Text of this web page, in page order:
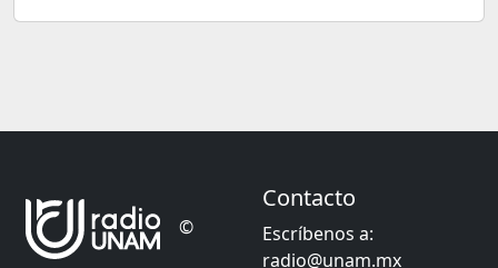
©
Contacto
Escríbenos a:
radio@unam.mx